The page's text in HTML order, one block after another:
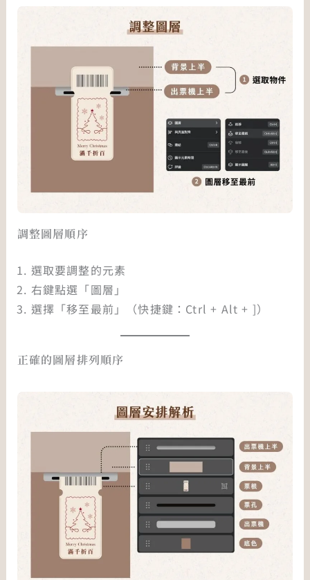
調整圖層順序
選取要調整的元素
右鍵點選「圖層」
選擇「移至最前」（快捷鍵：Ctrl + Alt + ]）
正確的圖層排列順序